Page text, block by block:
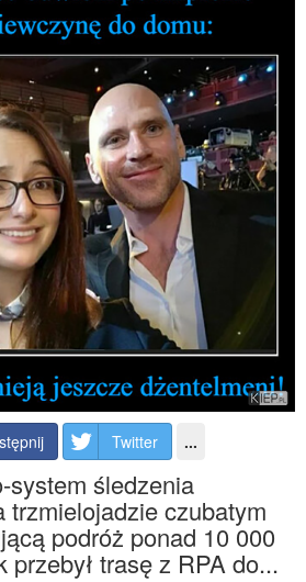
Twitter ...
system śledzenia
trzmielojadzie czubatym
podróż ponad 10 000
przebył trasę z RPA do...